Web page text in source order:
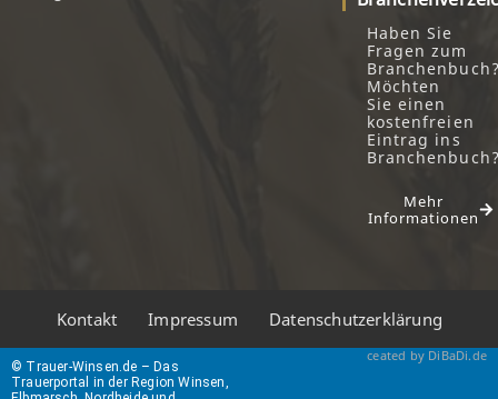
Haben Sie
Fragen zum
Möchten
Sie einen
kostenfreien
Eintrag ins
Mehr
Informationen
Kontakt Impressum Datenschutzerklärung
© Trauer-Winsen.de – Das
Trauerportal in der Region Winsen,
ceated by DiBaDi.de